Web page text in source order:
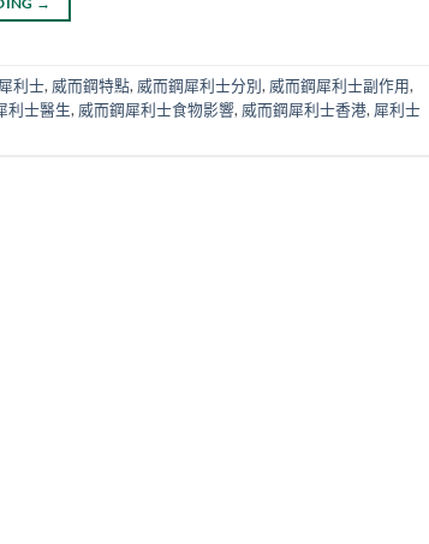
利士, 威而鋼特點, 威而鋼犀利士分別, 威而鋼犀利士副作用,
利士醫生, 威而鋼犀利士食物影響, 威而鋼犀利士香港, 犀利士